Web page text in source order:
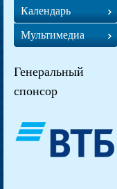
Календарь
Мультимедиа
Генеральный
спонсор